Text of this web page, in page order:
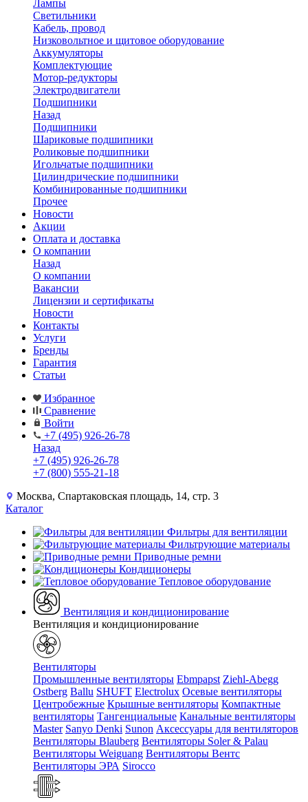
Лампы
Светильники
Кабель, провод
Низковольтное и щитовое оборудование
Аккумуляторы
Комплектующие
Мотор-редукторы
Электродвигатели
Подшипники
Назад
Подшипники
Шариковые подшипники
Роликовые подшипники
Игольчатые подшипники
Цилиндрические подшипники
Комбинированные подшипники
Прочее
Новости
Акции
Оплата и доставка
О компании
Назад
О компании
Вакансии
Лицензии и сертификаты
Новости
Контакты
Услуги
Бренды
Гарантия
Статьи
Избранное
Сравнение
Войти
+7 (495) 926-26-78
Назад
+7 (495) 926-26-78
+7 (800) 555-21-18
Москва, Спартаковская площадь, 14, стр. 3
Каталог
Фильтры для вентиляции
Фильтрующие материалы
Приводные ремни
Кондиционеры
Тепловое оборудование
Вентиляция и кондиционирование
Вентиляция и кондиционирование
Вентиляторы
Промышленные вентиляторы Ebmpapst Ziehl-Abegg
Ostberg Ballu SHUFT Electrolux Осевые вентиляторы
Центробежные Крышные вентиляторы Компактные
вентиляторы Тангенциальные Канальные вентиляторы
Master Sanyo Denki Sunon Аксессуары для вентиляторов
Вентиляторы Blauberg Вентиляторы Soler & Palau
Вентиляторы Weiguang Вентиляторы Вентс
Вентиляторы ЭРА Sirocco